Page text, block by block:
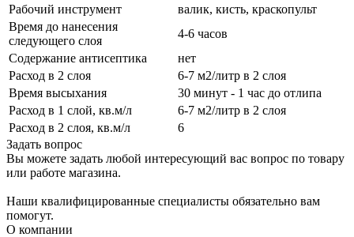
Рабочий инструмент
валик, кисть, краскопульт
Время до нанесения
следующего слоя
4-6 часов
Содержание антисептика
нет
Расход в 2 слоя
6-7 м2/литр в 2 слоя
Время высыхания
30 минут - 1 час до отлипа
Расход в 1 слой, кв.м/л
6-7 м2/литр в 2 слоя
Расход в 2 слоя, кв.м/л
6
Задать вопрос
Вы можете задать любой интересующий вас вопрос по товару
или работе магазина.
Наши квалифицированные специалисты обязательно вам
помогут.
О компании